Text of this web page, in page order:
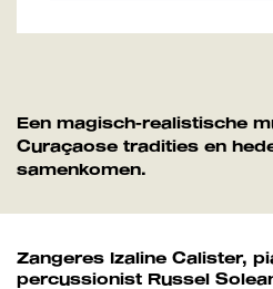
Een magisch-realistische
Curaçaose tradities en
samenkomen.
Zangeres Izaline Calister,
percussionist Russel